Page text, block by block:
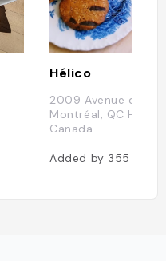
Hélico
2009 Avenue de la
Montréal, QC H1V
Canada
Added by 355